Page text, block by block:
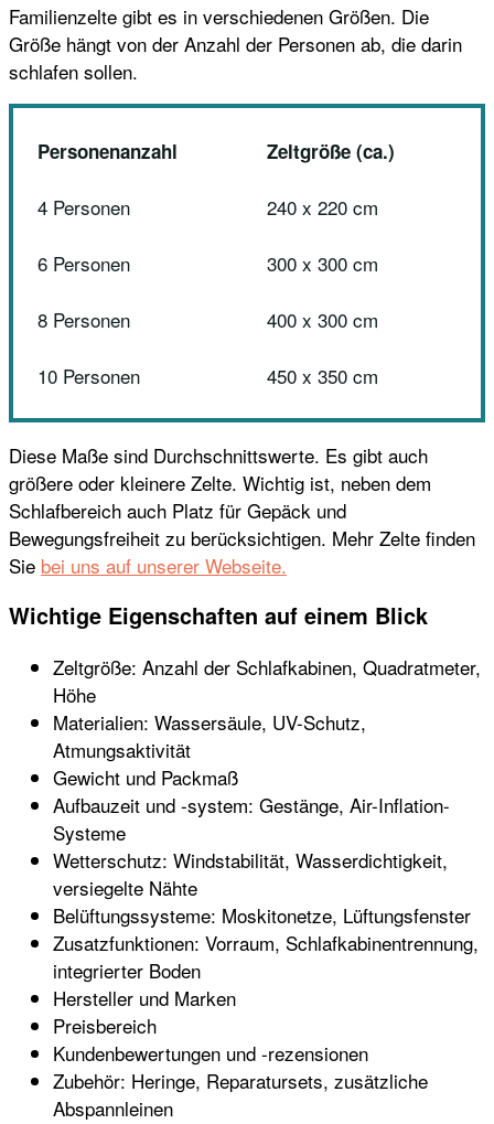
Familienzelte gibt es in verschiedenen Größen. Die
Größe hängt von der Anzahl der Personen ab, die darin
schlafen sollen.
Personenanzahl Zeltgröße (ca.)
4 Personen 240 x 220 cm
6 Personen 300 x 300 cm
8 Personen 400 x 300 cm
10 Personen 450 x 350 cm
Diese Maße sind Durchschnittswerte. Es gibt auch
größere oder kleinere Zelte. Wichtig ist, neben dem
Schlafbereich auch Platz für Gepäck und
Bewegungsfreiheit zu berücksichtigen. Mehr Zelte finden
Sie bei uns auf unserer Webseite.
Wichtige Eigenschaften auf einem Blick
Zeltgröße: Anzahl der Schlafkabinen, Quadratmeter,
Höhe
Materialien: Wassersäule, UV-Schutz,
Atmungsaktivität
Gewicht und Packmaß
Aufbauzeit und -system: Gestänge, Air-Inflation-
Systeme
Wetterschutz: Windstabilität, Wasserdichtigkeit,
versiegelte Nähte
Belüftungssysteme: Moskitonetze, Lüftungsfenster
Zusatzfunktionen: Vorraum, Schlafkabinentrennung,
integrierter Boden
Hersteller und Marken
Preisbereich
Kundenbewertungen und -rezensionen
Zubehör: Heringe, Reparatursets, zusätzliche
Abspannleinen